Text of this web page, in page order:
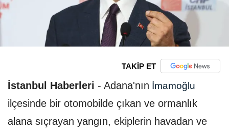
TAKİP ET
İstanbul Haberleri - Adana'nın İmamoğlu
ilçesinde bir otomobilde çıkan ve ormanlık
alana sıçrayan yangın, ekiplerin havadan ve